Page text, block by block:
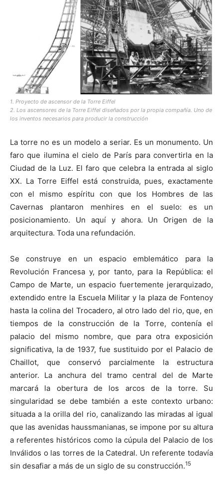
1. Proyecto de ascensor de la Torre Eiffel
2. Los ascensores de la Torre Eiffel diseñados por la propia compañía. Uno de
los inventos necesarios para producir la construcción
La torre no es un modelo a seriar. Es un monumento. Un
faro que ilumina el cielo de París para convertirla en la
Ciudad de la Luz. El faro que celebra la entrada al siglo
XX. La Torre Eiffel está construida, pues, exactamente
con el mismo espíritu con que los Hombres de las
Cavernas plantaron menhires en el suelo: es un
posicionamiento. Un aquí y ahora. Un Origen de la
arquitectura. Toda una refundación.
Se construye en un espacio emblemático para la
Revolución Francesa y, por tanto, para la República: el
Campo de Marte, un espacio fuertemente jerarquizado,
extendido entre la Escuela Militar y la plaza de Fontenoy
hasta la colina del Trocadero, al otro lado del rio, que, en
tiempos de la construcción de la Torre, contenía el
palacio del mismo nombre, que para otra exposición
significativa, la de 1937, fue sustituido por el Palacio de
Chaillot, que conservó parcialmente la estructura
anterior. La anchura del tramo central del de Marte
marcará la obertura de los arcos de la torre. Su
singularidad se debe también a este contexto urbano:
situada a la orilla del rio, canalizando las miradas al igual
que las avenidas haussmanianas, se impone por su altura
a referentes históricos como la cúpula del Palacio de los
Inválidos o las torres de la Catedral. Un referente todavía
sin desafiar a más de un siglo de su construcción.15